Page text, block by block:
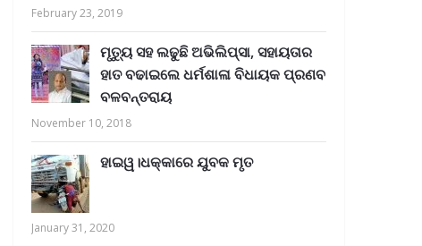
February 23, 2019
ମୃତ୍ୟୁ ସହ ଲଢୁଛି ଅଭିଲିପ୍ସା, ସହାୟତାର
ହାତ ବଢାଇଲେ ଧର୍ମଶାଳା ବିଧାୟକ ପ୍ରଣବ
ବଳବନ୍ତରାୟ
November 10, 2018
ହାଇୱ।ଧକ୍କାରେ ଯୁବକ ମୃତ
January 31, 2020